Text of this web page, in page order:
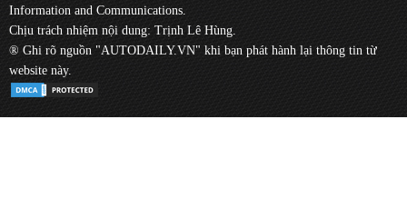
Information and Communications.
Chịu trách nhiệm nội dung: Trịnh Lê Hùng.
® Ghi rõ nguồn "AUTODAILY.VN" khi bạn phát hành lại thông tin từ
website này.